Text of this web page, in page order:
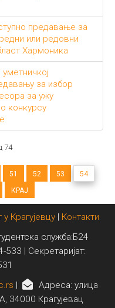
предавање за
или редовни
Хармоника
за избор
за ужу
конкурсу
74
51 52 53
54
КРАЈ
Крагујевцу| Контакти
служба:Б24
| Секретаријат:
Адреса: улица
34000 Крагујевац